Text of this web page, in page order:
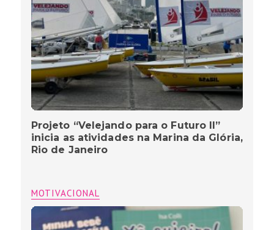
Projeto “Velejando para o Futuro II”
inicia as atividades na Marina da Glória,
Rio de Janeiro
MOTIVACIONAL